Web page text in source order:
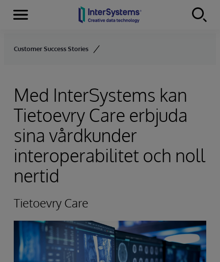
Skip to content
Menu
Customer Success Stories
Med InterSystems kan
Tietoevry Care erbjuda
sina vårdkunder
interoperabilitet och noll
nertid
Tietoevry Care